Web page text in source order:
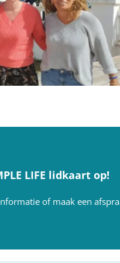
LIFE lidkaart op!
of maak een